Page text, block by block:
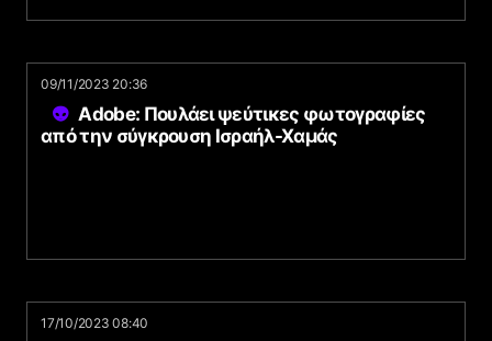
09/11/2023 20:36
Adobe: Πουλάει ψεύτικες φωτογραφίες
από την σύγκρουση Ισραήλ-Χαμάς
17/10/2023 08:40